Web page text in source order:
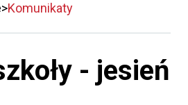
Komunikaty
- jesień